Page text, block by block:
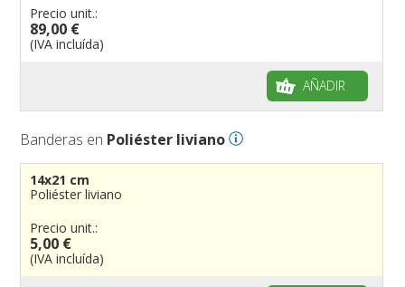
Precio unit.:
89,00 €
(IVA incluída)
AÑADIR
Banderas en Poliéster liviano
14x21 cm
Poliéster liviano
Precio unit.:
5,00 €
(IVA incluída)